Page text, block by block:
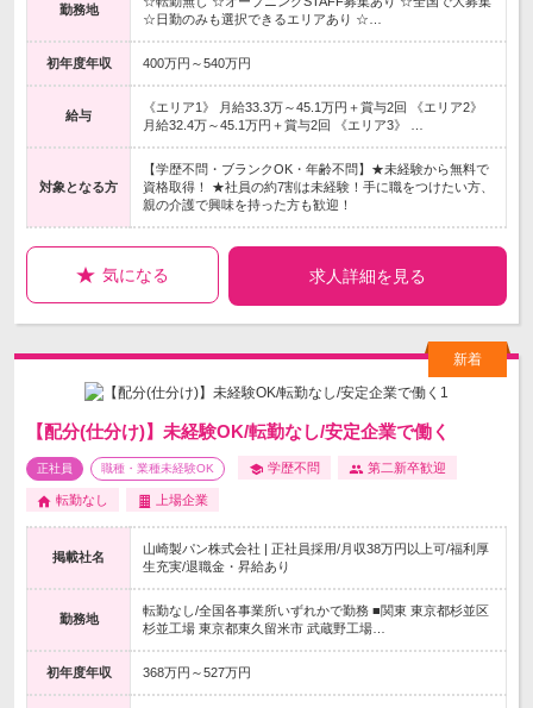
勤務地
☆日勤のみも選択できるエリアあり ☆…
初年度年収 400万円～540万円
給与
《エリア1》 月給33.3万～45.1万円＋賞与2回 《エリア2》
月給32.4万～45.1万円＋賞与2回 《エリア3》 …
対象となる方
【学歴不問・ブランクOK・年齢不問】★未経験から無料で
資格取得！ ★社員の約7割は未経験！手に職をつけたい方、
親の介護で興味を持った方も歓迎！
気になる 求人詳細を見る
【配分(仕分け)】未経験OK/転勤なし/安定企業で働く
正社員 職種・業種未経験OK 学歴不問 第二新卒歓迎
転勤なし 上場企業
掲載社名
山崎製パン株式会社 | 正社員採用/月収38万円以上可/福利厚
生充実/退職金・昇給あり
勤務地
転勤なし/全国各事業所いずれかで勤務 ■関東 東京都杉並区
杉並工場 東京都東久留米市 武蔵野工場…
初年度年収 368万円～527万円